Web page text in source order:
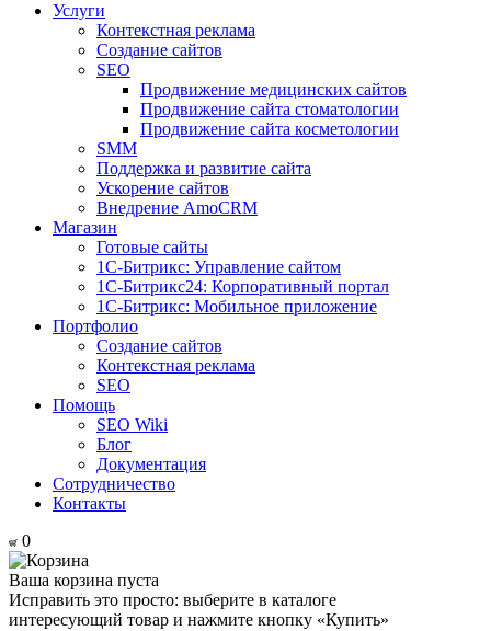
Услуги
Контекстная реклама
Создание сайтов
SEO
Продвижение медицинских сайтов
Продвижение сайта стоматологии
Продвижение сайта косметологии
SMM
Поддержка и развитие сайта
Ускорение сайтов
Внедрение AmoCRM
Магазин
Готовые сайты
1С-Битрикс: Управление сайтом
1С-Битрикс24: Корпоративный портал
1С-Битрикс: Мобильное приложение
Портфолио
Создание сайтов
Контекстная реклама
SEO
Помощь
SEO Wiki
Блог
Документация
Сотрудничество
Контакты
0
Ваша корзина пуста
Исправить это просто: выберите в каталоге
интересующий товар и нажмите кнопку «Купить»